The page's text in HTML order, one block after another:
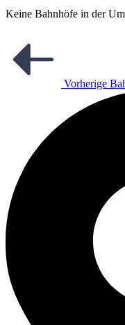
Keine Bahnhöfe in der
Vorherige